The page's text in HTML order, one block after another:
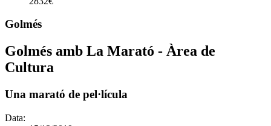
Golmés
Golmés amb La Marató - Àrea de
Cultura
Una marató de pel·lícula
Data: